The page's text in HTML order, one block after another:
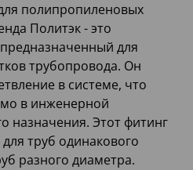
полипропиленовых
Политэк - это
для
трубопровода. Он
в системе, что
в инженерной
назначения. Этот фитинг
труб одинакового
разного диаметра.